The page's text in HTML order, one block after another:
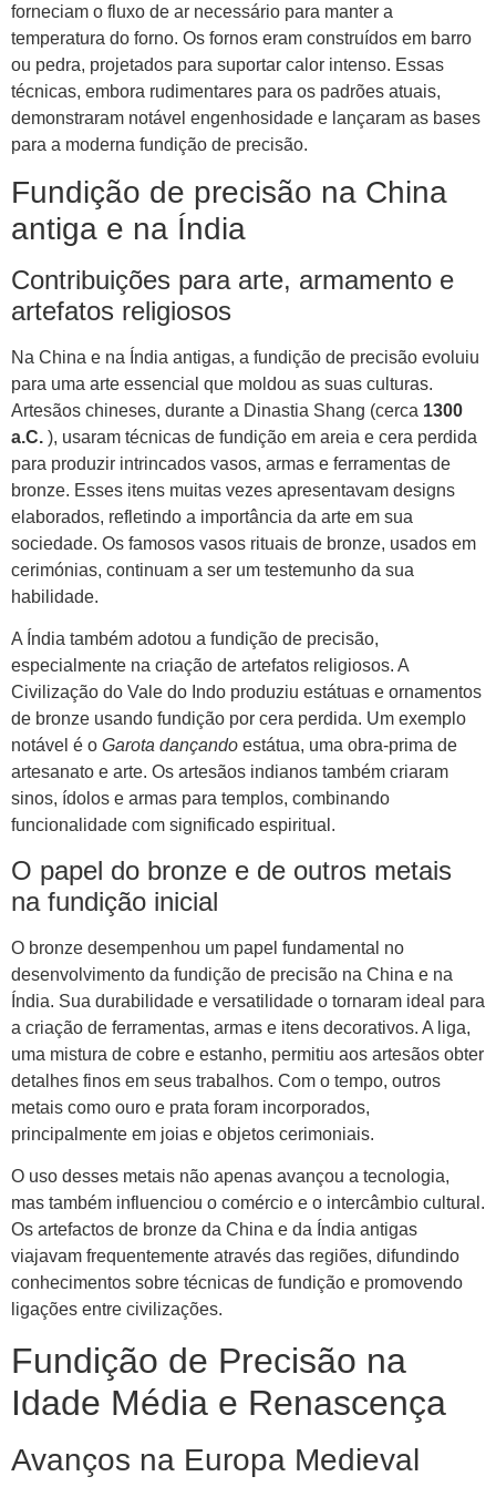
forneciam o fluxo de ar necessário para manter a
temperatura do forno. Os fornos eram construídos em barro
ou pedra, projetados para suportar calor intenso. Essas
técnicas, embora rudimentares para os padrões atuais,
demonstraram notável engenhosidade e lançaram as bases
para a moderna fundição de precisão.
Fundição de precisão na China
antiga e na Índia
Contribuições para arte, armamento e
artefatos religiosos
Na China e na Índia antigas, a fundição de precisão evoluiu
para uma arte essencial que moldou as suas culturas.
Artesãos chineses, durante a Dinastia Shang (cerca 1300
a.C. ), usaram técnicas de fundição em areia e cera perdida
para produzir intrincados vasos, armas e ferramentas de
bronze. Esses itens muitas vezes apresentavam designs
elaborados, refletindo a importância da arte em sua
sociedade. Os famosos vasos rituais de bronze, usados ​​em
cerimónias, continuam a ser um testemunho da sua
habilidade.
A Índia também adotou a fundição de precisão,
especialmente na criação de artefatos religiosos. A
Civilização do Vale do Indo produziu estátuas e ornamentos
de bronze usando fundição por cera perdida. Um exemplo
notável é o Garota dançando estátua, uma obra-prima de
artesanato e arte. Os artesãos indianos também criaram
sinos, ídolos e armas para templos, combinando
funcionalidade com significado espiritual.
O papel do bronze e de outros metais
na fundição inicial
O bronze desempenhou um papel fundamental no
desenvolvimento da fundição de precisão na China e na
Índia. Sua durabilidade e versatilidade o tornaram ideal para
a criação de ferramentas, armas e itens decorativos. A liga,
uma mistura de cobre e estanho, permitiu aos artesãos obter
detalhes finos em seus trabalhos. Com o tempo, outros
metais como ouro e prata foram incorporados,
principalmente em joias e objetos cerimoniais.
O uso desses metais não apenas avançou a tecnologia,
mas também influenciou o comércio e o intercâmbio cultural.
Os artefactos de bronze da China e da Índia antigas
viajavam frequentemente através das regiões, difundindo
conhecimentos sobre técnicas de fundição e promovendo
ligações entre civilizações.
Fundição de Precisão na
Idade Média e Renascença
Avanços na Europa Medieval